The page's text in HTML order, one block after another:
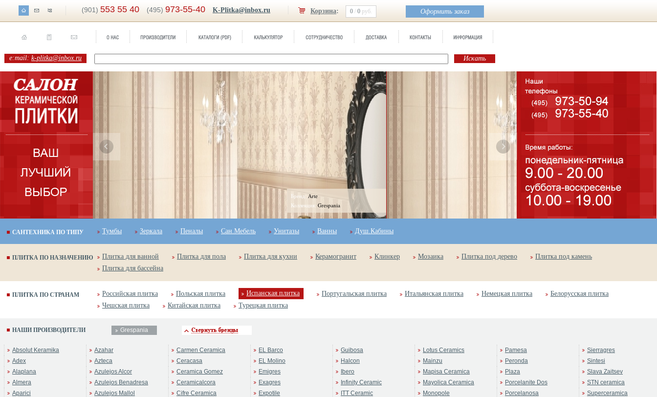
(901) 553 55 40 (495) 973-55-40 K-Plitka@inbox.ru Оформить заказ
Корзина: 0 / 0 руб.
e:mail: k-plitka@inbox.ru
Бренд: Arte
Коллекция: Grespania
Бренд:Arte
Коллекция:
САНТЕХНИКА ПО ТИПУ Тумбы Зеркала Пеналы Сан.Мебель Унитазы Ванны Душ.Кабины
ПЛИТКА ПО НАЗНАЧЕНИЮ Плитка для ванной Плитка для пола Плитка для кухни Керамогранит Клинкер Мозаика Плитка под дерево
Плитка под камень
Плитка для бассейна
ПЛИТКА ПО СТРАНАМ Российская плитка Польская плитка Испанская плитка Португальская плитка Итальянская плитка Немецкая плитка
Белорусская плитка
Чешская плитка
Китайская плитка Турецкая плитка
НАШИ ПРОИЗВОДИТЕЛИ Grespania
Absolut Keramika
Adex
Alaplana
Almera
Aparici
Azahar
Azteca
Azulejos Alcor
Azulejos Benadresa
Azulejos Mallol
Carmen Ceramica
Ceracasa
Ceramica Gomez
Ceramicalcora
Cifre Ceramica
EL Barco
EL Molino
Emigres
Exagres
Expotile
Guibosa
Halcon
Ibero
Infinity Ceramic
ITT Ceramic
Lotus Ceramics
Mainzu
Mapisa Ceramica
Mayolica Ceramica
Monopole
Pamesa
Peronda
Plaza
Porcelanite Dos
Porcelanosa
Sierragres
Sintesi
Slava Zaitsev
STN ceramica
Superceramica